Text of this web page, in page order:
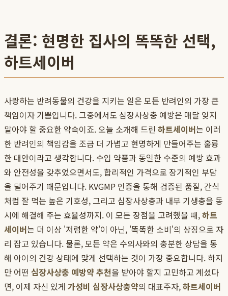
결론: 현명한 집사의 똑똑한 선택,
하트세이버
사랑하는 반려동물의 건강을 지키는 일은 모든 반려인의 가장 큰
책임이자 기쁨입니다. 그중에서도 심장사상충 예방은 매달 잊지
말아야 할 중요한 약속이죠. 오늘 소개해 드린 하트세이버는 이러
한 반려인의 책임감을 조금 더 가볍고 현명하게 만들어주는 훌륭
한 대안이라고 생각합니다. 수입 약품과 동일한 수준의 예방 효과
와 안전성을 갖추었으면서도, 합리적인 가격으로 장기적인 부담
을 덜어주기 때문입니다. KVGMP 인증을 통해 검증된 품질, 간식
처럼 잘 먹는 높은 기호성, 그리고 심장사상충과 내부 기생충을 동
시에 해결해 주는 효율성까지. 이 모든 장점을 고려했을 때,하트
세이버는 더 이상 '저렴한 약'이 아닌, '똑똑한 소비'의 상징으로 자
리 잡고 있습니다. 물론, 모든 약은 수의사와의 충분한 상담을 통
해 아이의 건강 상태에 맞게 선택하는 것이 가장 중요합니다. 하지
만 어떤 심장사상충 예방약 추천을 받아야 할지 고민하고 계셨다
면, 이제 자신 있게 가성비 심장사상충약의 대표주자,하트세이버